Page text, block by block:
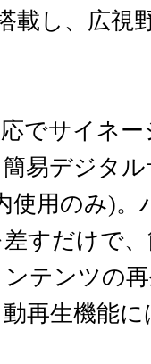
載し、広視
でサイネ
易デジタ
使用のみ)
すだけで
テンツの
再生機能